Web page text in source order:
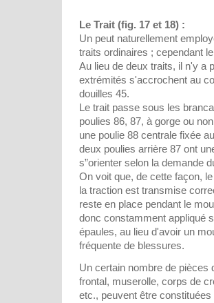
Le Trait (fig. 17 et 18) :
Un peut naturellement
traits ordinaires ; cependant
Au lieu de deux traits, il n'y a
extrémités s'accrochent au
douilles 45.
Le trait passe sous les
poulies 86, 87, à gorge ou
une poulie 88 centrale fixée
deux poulies arrière 87 ont
s”orienter selon la demande
On voit que, de cette façon,
la traction est transmise
reste en place pendant le
donc constamment appliqué
épaules, au lieu d'avoir un
fréquente de blessures.
Un certain nombre de pièces
frontal, muserolle, corps de
etc., peuvent être